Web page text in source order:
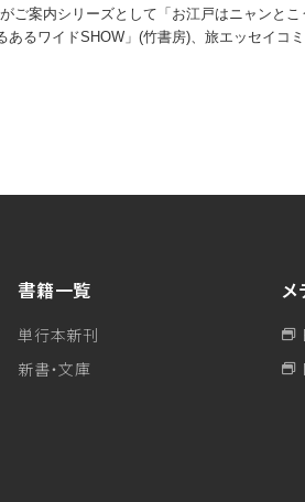
ご案内シリーズとして「お江戸はニャンと
るワイドSHOW」(竹書房)、旅エッセイコ
書籍一覧
単行本新刊
新書・文庫
メ